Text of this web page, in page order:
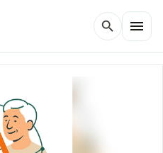
search menu